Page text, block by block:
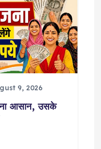
9, 2026
आसान, उसके